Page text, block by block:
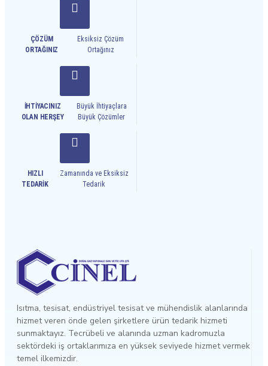
ÇÖZÜM
ORTAĞINIZ
Eksiksiz Çözüm
Ortağınız
İHTIYACINIZ
OLAN HERŞEY
Büyük İhtiyaçlara
Büyük Çözümler
HIZLI
TEDARIK
Zamanında ve Eksiksiz
Tedarik
Isıtma, tesisat, endüstriyel tesisat ve mühendislik alanlarında
hizmet veren önde gelen şirketlere ürün tedarik hizmeti
sunmaktayız. Tecrübeli ve alanında uzman kadromuzla
sektördeki iş ortaklarımıza en yüksek seviyede hizmet vermek
temel ilkemizdir.